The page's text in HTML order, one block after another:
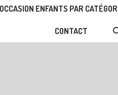
ENFANTS PAR
CONTACT